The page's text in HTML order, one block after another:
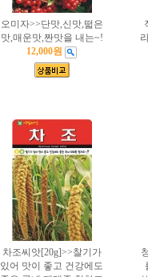
오미자>>단맛,신맛,떫은
맛,매운맛,짠맛을 내는~!
12,000원
차조씨앗[20g]>>찰기가
있어 맛이 좋고 건강에도